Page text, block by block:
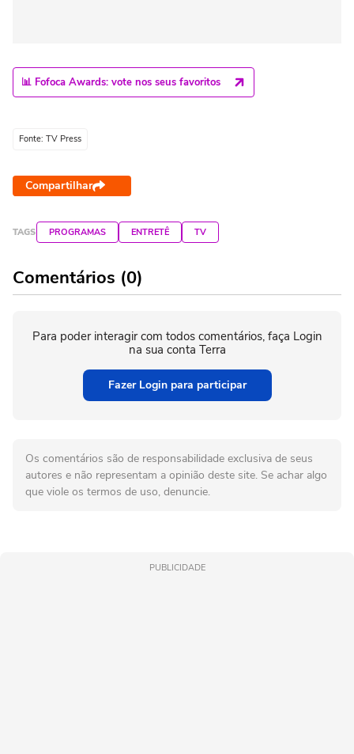
📊 Fofoca Awards: vote nos seus favoritos
Fonte: TV Press
Compartilhar
TAGS PROGRAMAS ENTRETÊ TV
Comentários (0)
Para poder interagir com todos comentários, faça Login
na sua conta Terra
Fazer Login para participar
Os comentários são de responsabilidade exclusiva de seus
autores e não representam a opinião deste site. Se achar algo
que viole os termos de uso, denuncie.
PUBLICIDADE